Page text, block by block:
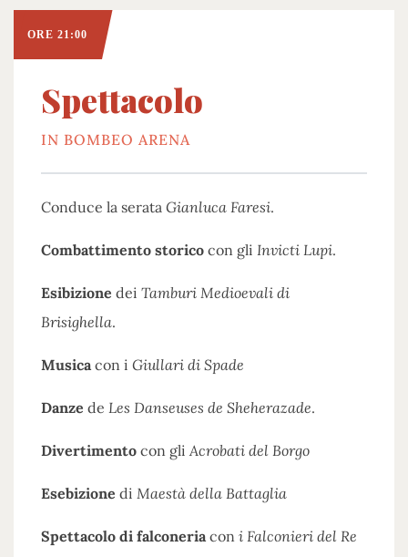
ORE 21:00
Spettacolo
IN BOMBEO ARENA
Conduce la serata Gianluca Faresi.
Combattimento storico con gli Invicti Lupi.
Esibizione dei Tamburi Medioevali di
Brisighella.
Musicacon i Giullari di Spade
Danze de Les Danseuses de Sheherazade.
Divertimento con gli Acrobati del Borgo
Esebizione di Maestà della Battaglia
Spettacolo di falconeriacon i Falconieri del Re